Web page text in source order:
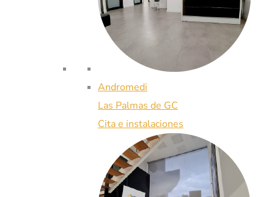
Andromedi
Las Palmas de GC
Cita e instalaciones